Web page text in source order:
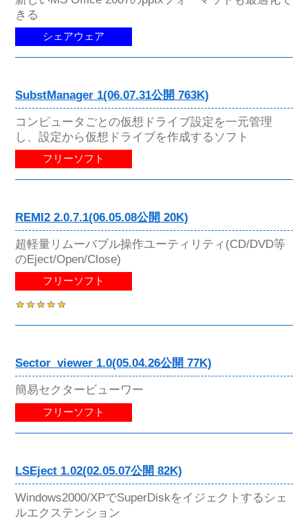
きる
シェアウェア
SubstManager 1(06.07.31公開 763K)
コンピュータごとの仮想ドライブ設定を一元管理
し、設定から仮想ドライブを作成するソフト
フリーソフト
REMI2 2.0.7.1(06.05.08公開 20K)
超軽量リムーバブル操作ユーティリティ(CD/DVD等
のEject/Open/Close)
フリーソフト
Sector_viewer 1.0(05.04.26公開 77K)
簡易セクタービューワー
フリーソフト
LSEject 1.02(02.05.07公開 82K)
Windows2000/XPでSuperDiskをイジェクトするシェ
ルエクステンション